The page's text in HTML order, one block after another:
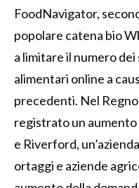
FoodNavigator,
popolare catena bio
a limitare il numero
alimentari online a
precedenti. Nel
registrato un
e Riverford,
ortaggi e aziende